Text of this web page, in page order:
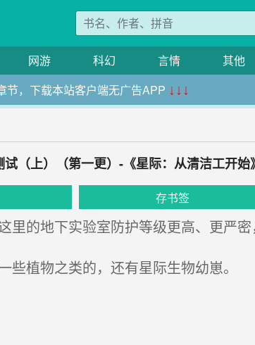
网游 科幻 言情 其他
节，下载本站客户端无广告APP ↓↓↓
（上）（第一更）-《星际：从清洁工开始
存书签
的地下实验室防护等级更高、更严密
植物之类的，还有星际生物幼崽。